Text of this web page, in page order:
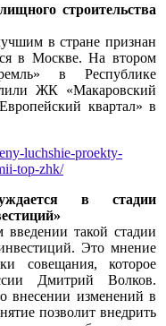
строительства
в стране признан
в Москве. На втором
в Республике
ЖК «Макаровский
квартал» в
luchshie-proekty-
top-zhk/
в стадии
такой стадии
Это мнение
совещания, которое
Дмитрий Волков.
внесении изменений в
позволит внедрить